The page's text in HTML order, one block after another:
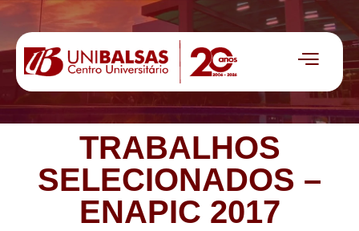
TRABALHOS
SELECIONADOS –
ENAPIC 2017